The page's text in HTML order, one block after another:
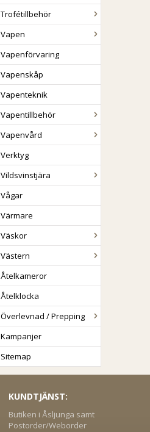
Trofétillbehör
Vapen
Vapenförvaring
Vapenskåp
Vapenteknik
Vapentillbehör
Vapenvård
Verktyg
Vildsvinstjära
Vågar
Värmare
Väskor
Västern
Åtelkameror
Åtelklocka
Överlevnad / Prepping
Kampanjer
Sitemap
KUNDTJÄNST:
Butiken i Åsljunga samt
Postorder/Weborder